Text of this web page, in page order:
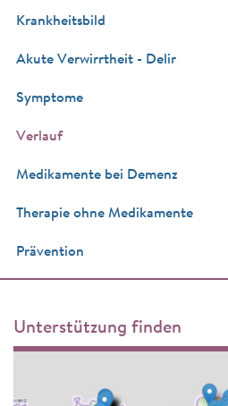
Krankheitsbild
Akute Verwirrtheit - Delir
Symptome
Verlauf
Medikamente bei Demenz
Therapie ohne Medikamente
Prävention
Unterstützung finden